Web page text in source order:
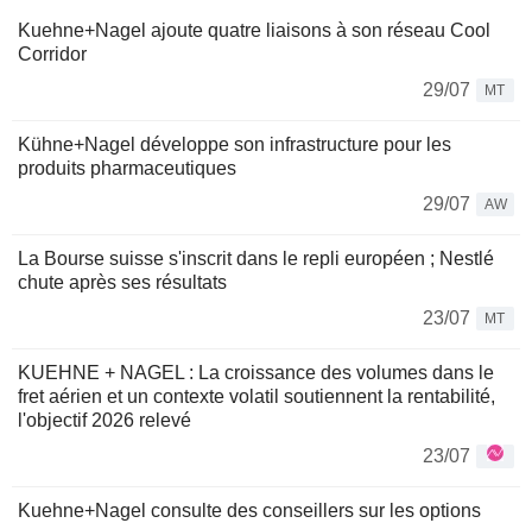
Kuehne+Nagel ajoute quatre liaisons à son réseau Cool
Corridor
29/07
MT
Kühne+Nagel développe son infrastructure pour les
produits pharmaceutiques
29/07
AW
La Bourse suisse s'inscrit dans le repli européen ; Nestlé
chute après ses résultats
23/07
MT
KUEHNE + NAGEL : La croissance des volumes dans le
fret aérien et un contexte volatil soutiennent la rentabilité,
l'objectif 2026 relevé
23/07
Kuehne+Nagel consulte des conseillers sur les options